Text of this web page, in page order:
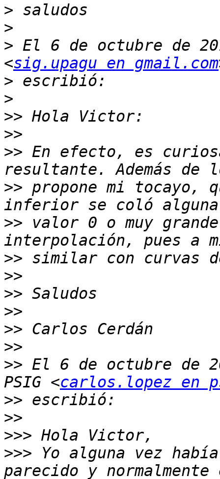
>
>
> El 6 de octubre de
<sig.upagu en gmail.com
>
>
>>
>>
>> En efecto, es
>> propone mi tocayo,
>> valor 0 o muy
>>
>>
>>
>>
>>
>>
>> El 6 de octubre de
PSIG <carlos.lopez en
>>
>>
>>>
>>> Yo alguna vez